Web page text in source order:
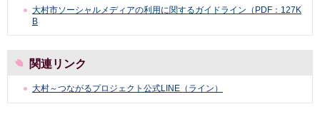
大村市ソーシャルメディアの利用に関するガイドライン（PDF：127K
B
関連リンク
大村～つながるプロジェクト公式LINE（ライン）